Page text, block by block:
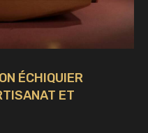
ÉCHIQUIER
ET